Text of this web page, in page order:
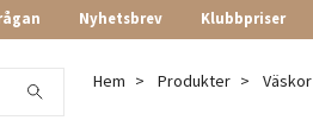
Nyhetsbrev Klubbpriser
Hem Produkter Väskor